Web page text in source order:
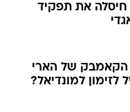
חיסלה את תפקיד
הקאמבק של הארי
לזימון למונדיאל?